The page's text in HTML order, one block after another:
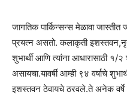
जागतिक पार्किन्सन्स मेळावा
प्रयत्न असतो. कलाकृती
शुभार्थी आणि त्यांना आधारासाठी
असायचा.यावर्षी आम्ही ९४ वर्षाचे
इशस्तवन ठेवायचे ठरवले.ते अनेक वर्षे